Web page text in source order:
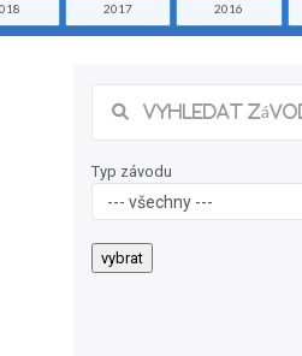
2017 2016
Typ závodu